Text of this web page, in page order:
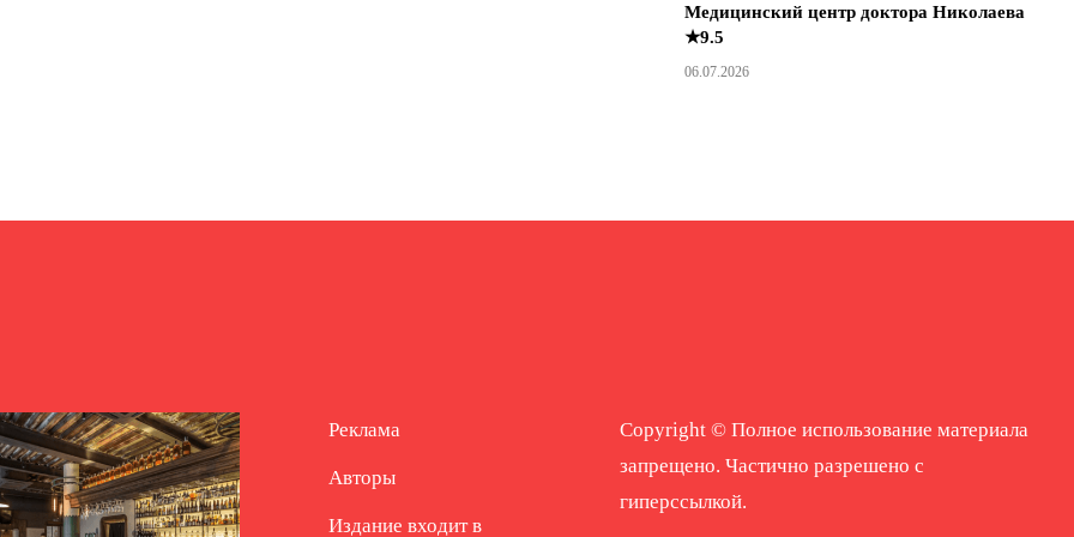
Медицинский центр доктора Николаева
★9.5
06.07.2026
Реклама
Авторы
Издание входит в
Copyright © Полное использование материала
запрещено. Частично разрешено с
гиперссылкой.